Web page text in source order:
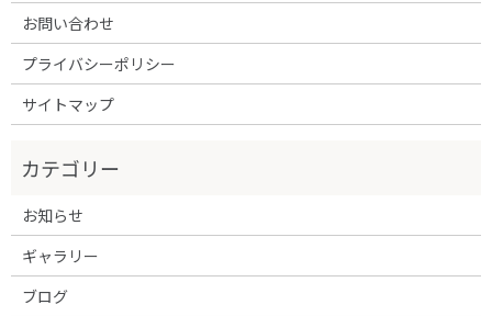
お問い合わせ
プライバシーポリシー
サイトマップ
お知らせ
ギャラリー
ブログ